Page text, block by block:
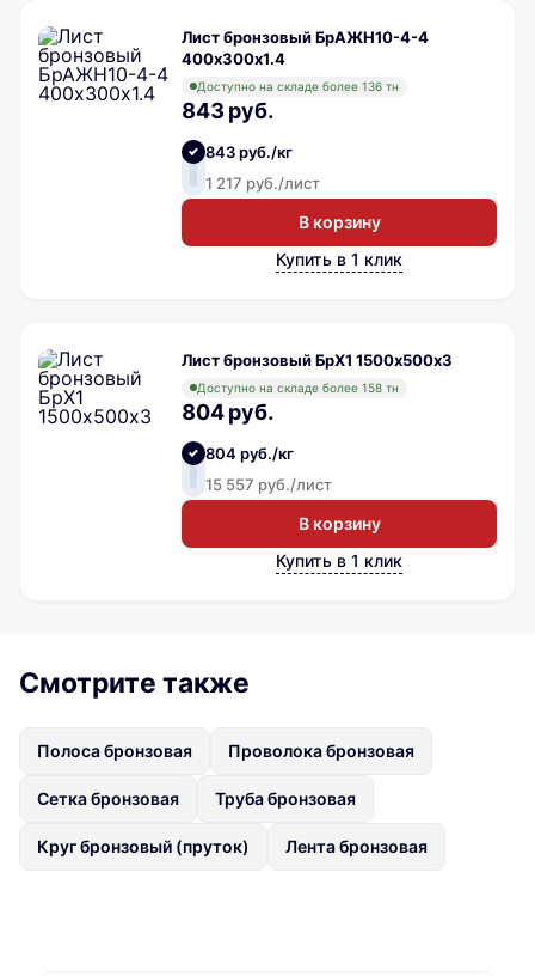
Лист бронзовый БрАЖН10-4-4
400х300х1.4
Доступно на складе более 136 тн
843 руб.
843 руб./кг
1 217 руб./лист
В корзину
Купить в 1 клик
Лист бронзовый БрХ1 1500х500х3
Доступно на складе более 158 тн
804 руб.
804 руб./кг
15 557 руб./лист
В корзину
Купить в 1 клик
Смотрите также
Полоса бронзовая Проволока бронзовая
Сетка бронзовая Труба бронзовая
Круг бронзовый (пруток) Лента бронзовая